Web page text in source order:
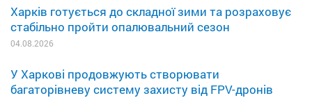
Харків готується до складної зими та розраховує
стабільно пройти опалювальний сезон
04.08.2026
У Харкові продовжують створювати
багаторівневу систему захисту від FPV-дронів